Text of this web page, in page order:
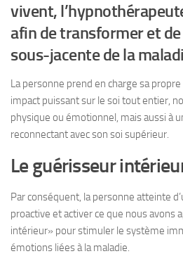
vivent,
afin de transformer et
sous-jacente de la
La personne prend en charge sa
impact puissant sur le soi tout entier,
physique ou émotionnel, mais aussi à
reconnectant avec son soi supérieur.
Le guérisseur
Par conséquent, la personne atteinte
proactive et activer ce que nous avons
intérieur» pour stimuler le système
émotions liées à la maladie.